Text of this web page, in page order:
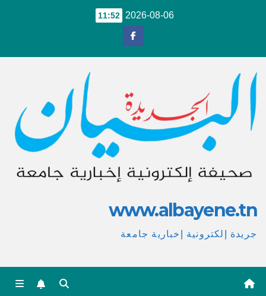
2026-08-06
11:52
www.albayene.tn
جريدة إلكترونية إخبارية جامعة